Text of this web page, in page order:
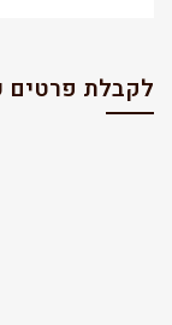
לקבלת פרטים